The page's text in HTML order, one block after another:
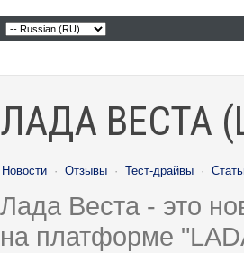
ЛАДА ВЕСТА
Новости · Отзывы · Тест-драйвы ·
Лада Веста - это
на платформе